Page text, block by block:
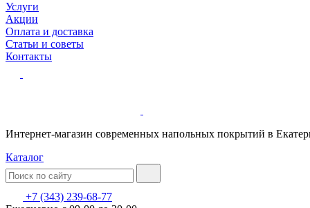
Услуги
Акции
Оплата и доставка
Статьи и советы
Контакты
Интернет-магазин современных напольных покрытий в
Каталог
+7 (343) 239-68-77